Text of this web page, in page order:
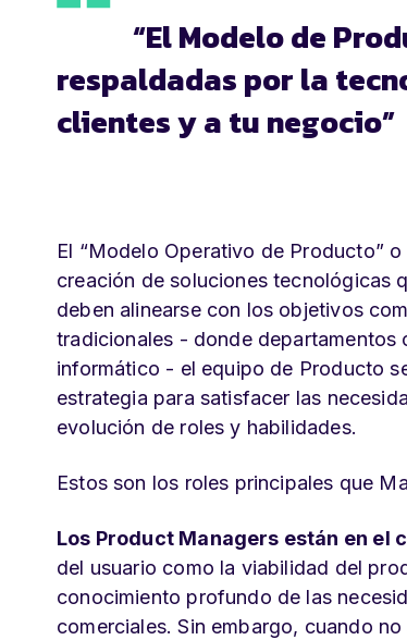
“El Modelo de
respaldadas por la
clientes y a tu negocio”
El “Modelo Operativo de Producto”
creación de soluciones tecnológicas
deben alinearse con los objetivos
tradicionales - donde departamentos
informático - el equipo de Producto
estrategia para satisfacer las
evolución de roles y habilidades.
Estos son los roles principales que
Los Product Managers están en el
del usuario como la viabilidad del
conocimiento profundo de las
comerciales. Sin embargo, cuando